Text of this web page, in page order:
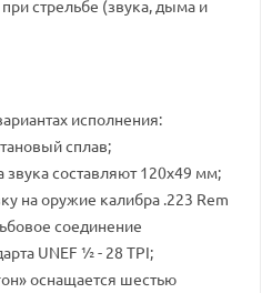
стрельбе (звука, дыма и
исполнения:
сплав;
составляют 120х49 мм;
на оружие калибра .223 Rem
соединение
UNEF ½ - 28 TPI;
оснащается шестью